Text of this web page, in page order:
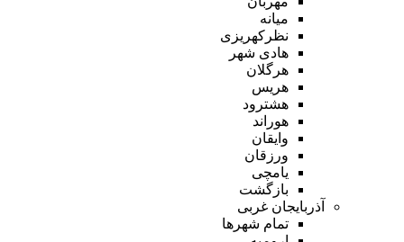
میانه
نظرکهریزی
هادی شهر
هرگلان
هریس
هشترود
هوراند
وایقان
ورزقان
یامچی
بازگشت
آذربایجان غربی
تمام شهر‌ها